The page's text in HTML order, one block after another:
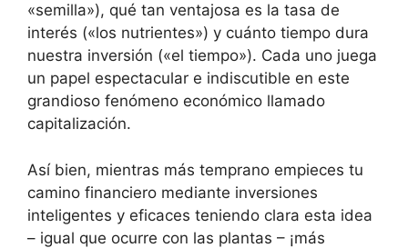
«semilla»), qué tan ventajosa es la tasa de
interés («los nutrientes») y cuánto tiempo dura
nuestra inversión («el tiempo»). Cada uno juega
un papel espectacular e indiscutible en este
grandioso fenómeno económico llamado
capitalización.
Así bien, mientras más temprano empieces tu
camino financiero mediante inversiones
inteligentes y eficaces teniendo clara esta idea
– igual que ocurre con las plantas – ¡más